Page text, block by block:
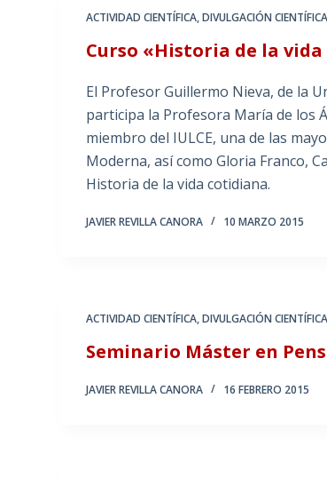
ACTIVIDAD CIENTÍFICA,DIVULGACIÓN
Curso «Historia de la
El Profesor Guillermo Nieva, de la
participa la Profesora María de los
miembro del IULCE, una de las
Moderna, así como Gloria Franco,
Historia de la vida cotidiana.
JAVIER REVILLA CANORA 10 MARZO 2015
ACTIVIDAD CIENTÍFICA,DIVULGACIÓN
Seminario Máster en
JAVIER REVILLA CANORA 16 FEBRERO 2015